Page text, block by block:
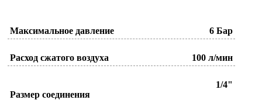
Максимальное давление 6 Бар
Расход сжатого воздуха 100 л/мин
Размер соединения
1/4"